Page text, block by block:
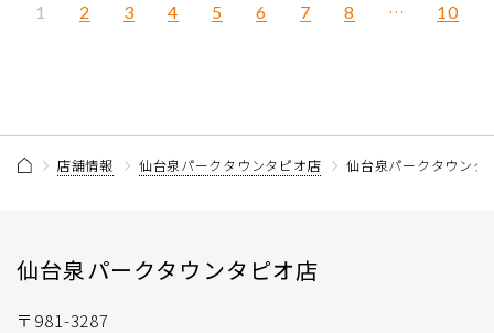
1 2 3 4 5 6 7 8 … 10
店舗情報 仙台泉パークタウンタピオ店 仙台泉パークタウンタ
仙台泉パークタウンタピオ店
〒981-3287